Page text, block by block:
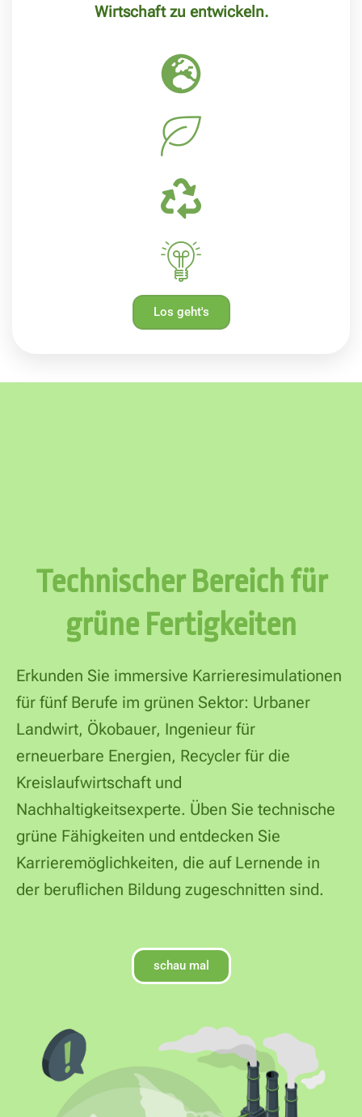
Wirtschaft zu entwickeln.
Los geht's
Technischer Bereich für
grüne Fertigkeiten
Erkunden Sie immersive Karrieresimulationen
für fünf Berufe im grünen Sektor: Urbaner
Landwirt, Ökobauer, Ingenieur für
erneuerbare Energien, Recycler für die
Kreislaufwirtschaft und
Nachhaltigkeitsexperte. Üben Sie technische
grüne Fähigkeiten und entdecken Sie
Karrieremöglichkeiten, die auf Lernende in
der beruflichen Bildung zugeschnitten sind.
schau mal